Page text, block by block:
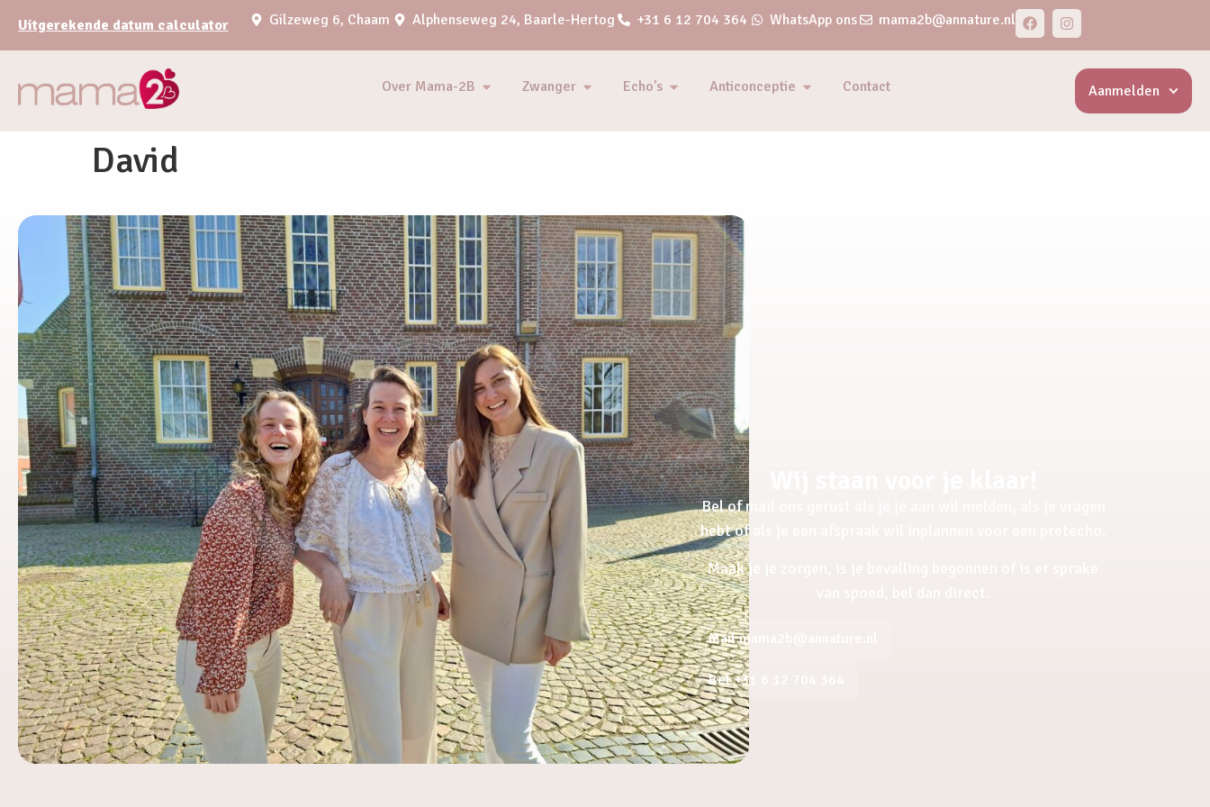
Uitgerekende datum calculator Gilzeweg 6, Chaam Alphenseweg 24, Baarle-Hertog +31 6 12 704 364 WhatsApp ons mama2b@annature.nl
Over Mama-2B Zwanger Echo's Anticonceptie Contact Aanmelden
David
Bel of mail ons gerust als je je aan wil melden, als je vragen
hebt of als je een afspraak wil inplannen voor een pretecho.
Maak je je zorgen, is je bevalling begonnen of is er sprake
Mail mama2b@annature.nl
Bel +31 6 12 704 364